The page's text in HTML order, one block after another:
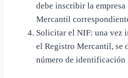
debe inscribir la empresa
Mercantil
Solicitar el NIF: una vez
el Registro Mercantil, se
número de identificación